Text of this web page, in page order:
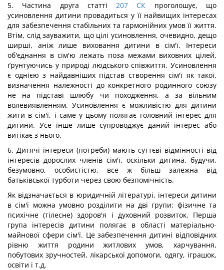
5. Частина друга статті 207 СК проголошує, що
усиновлення дитини провадиться у її найвищих інтересах
для забезпечення стабільних та гармонійних умов її життя.
Втім, слід зауважити, що цілі усиновлення, очевидно, дещо
ширші, аніж лише виховання дитини в сім'ї. Інтереси
об'єднання в сім'ю лежать поза межами виховних цілей,
ґрунтуючись у природі людського співжиття. Усиновлення
є однією з найдавніших підстав створення сім'ї як такої,
визначення належності до конкретного родинного союзу
не на підставі шлюбу чи походження, а за вільним
волевиявленням. Усиновлення є можливістю для дитини
жити в сім'ї, і саме у цьому полягає головний інтерес для
дитини. Усе інше лише супроводжує даний інтерес або
витікає з нього.
6. Дитячі інтереси (потреби) мають суттєві відмінності від
інтересів дорослих членів сім'ї, оскільки дитина, будучи,
безумовно, особистістю, все ж більш залежна від
батьківської турботи через свою безпомічність.
Як відзначається в юридичній літературі, інтереси дитини
в сім'ї можна умовно розділити на дві групи: фізичне та
психічне (тілесне) здоров'я і духовний розвиток. Перша
група інтересів дитини полягає в області матеріально-
майнової сфери сім'ї. Це забезпечення дитині відповідних
рівню життя родини житлових умов, харчування,
побутових зручностей, лікарської допомоги, одягу, іграшок,
освіти і т.д.